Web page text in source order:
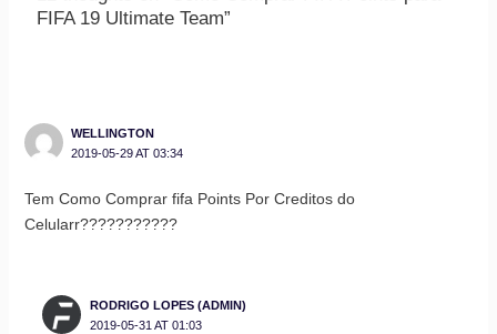
FIFA 19 Ultimate Team”
WELLINGTON
2019-05-29 AT 03:34
Tem Como Comprar fifa Points Por Creditos do
Celularr???????????
RODRIGO LOPES (ADMIN)
2019-05-31 AT 01:03